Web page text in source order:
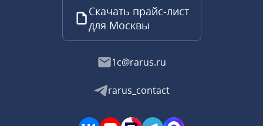
Скачать прайс-лист
для Москвы
1c@rarus.ru
rarus_contact